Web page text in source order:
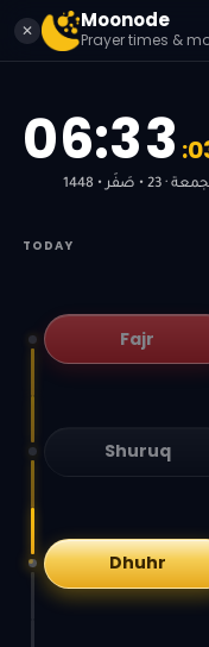
✕ Moonode
Prayer times &
06:33 :0
· 23 • صَفَر • 1448
TODAY
Fajr
Shuruq
Dhuhr